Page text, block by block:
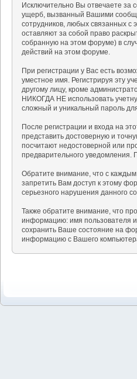
Исключительно Вы отвечаете за
ущерб, вызванный Вашими
сотрудников, любых связанных с
оставляют за собой право
собранную на этом форуме) в
действий на этом форуме.
При регистрации у Вас есть
уместное имя. Регистрируя эту
другому лицу, кроме
НИКОГДА НЕ использовать
сложный и уникальный пароль
После регистрации и входа на
представить достоверную и
посчитают недостоверной или
предварительного уведомления.
Обратите внимание, что с
запретить Вам доступ к этому
серьезного нарушения данного
Также обратите внимание, что
информацию: имя пользователя
сохранить Ваше состояние на
информацию с Вашего